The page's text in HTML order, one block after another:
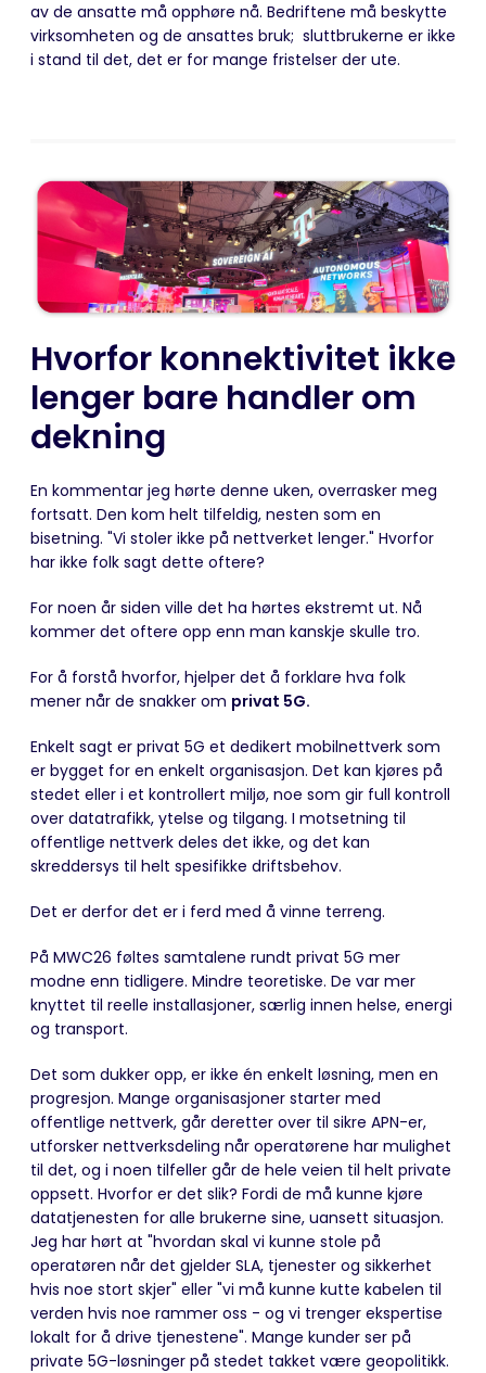
av de ansatte må opphøre nå. Bedriftene må beskytte
virksomheten og de ansattes bruk; sluttbrukerne er ikke
i stand til det, det er for mange fristelser der ute.
Hvorfor konnektivitet ikke
lenger bare handler om
dekning
En kommentar jeg hørte denne uken, overrasker meg
fortsatt. Den kom helt tilfeldig, nesten som en
bisetning. "Vi stoler ikke på nettverket lenger." Hvorfor
har ikke folk sagt dette oftere?
For noen år siden ville det ha hørtes ekstremt ut. Nå
kommer det oftere opp enn man kanskje skulle tro.
For å forstå hvorfor, hjelper det å forklare hva folk
mener når de snakker om privat 5G.
Enkelt sagt er privat 5G et dedikert mobilnettverk som
er bygget for en enkelt organisasjon. Det kan kjøres på
stedet eller i et kontrollert miljø, noe som gir full kontroll
over datatrafikk, ytelse og tilgang. I motsetning til
offentlige nettverk deles det ikke, og det kan
skreddersys til helt spesifikke driftsbehov.
Det er derfor det er i ferd med å vinne terreng.
På MWC26 føltes samtalene rundt privat 5G mer
modne enn tidligere. Mindre teoretiske. De var mer
knyttet til reelle installasjoner, særlig innen helse, energi
og transport.
Det som dukker opp, er ikke én enkelt løsning, men en
progresjon. Mange organisasjoner starter med
offentlige nettverk, går deretter over til sikre APN-er,
utforsker nettverksdeling når operatørene har mulighet
til det, og i noen tilfeller går de hele veien til helt private
oppsett. Hvorfor er det slik? Fordi de må kunne kjøre
datatjenesten for alle brukerne sine, uansett situasjon.
Jeg har hørt at "hvordan skal vi kunne stole på
operatøren når det gjelder SLA, tjenester og sikkerhet
hvis noe stort skjer" eller "vi må kunne kutte kabelen til
verden hvis noe rammer oss - og vi trenger ekspertise
lokalt for å drive tjenestene". Mange kunder ser på
private 5G-løsninger på stedet takket være geopolitikk.